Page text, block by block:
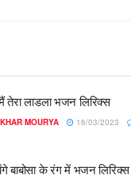
मैं तेरा लाडला भजन लिरिक्स
MOURYA 16/03/2023
बाबोसा के रंग में भजन लिरिक्स